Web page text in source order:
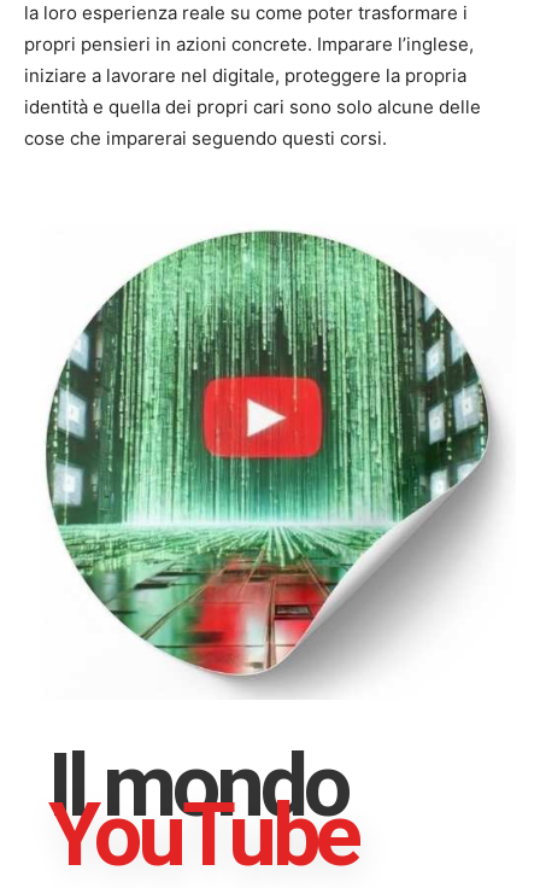
la loro esperienza reale su come poter trasformare i
propri pensieri in azioni concrete. Imparare l’inglese,
iniziare a lavorare nel digitale, proteggere la propria
identità e quella dei propri cari sono solo alcune delle
cose che imparerai seguendo questi corsi.
Il mondo
YouTube